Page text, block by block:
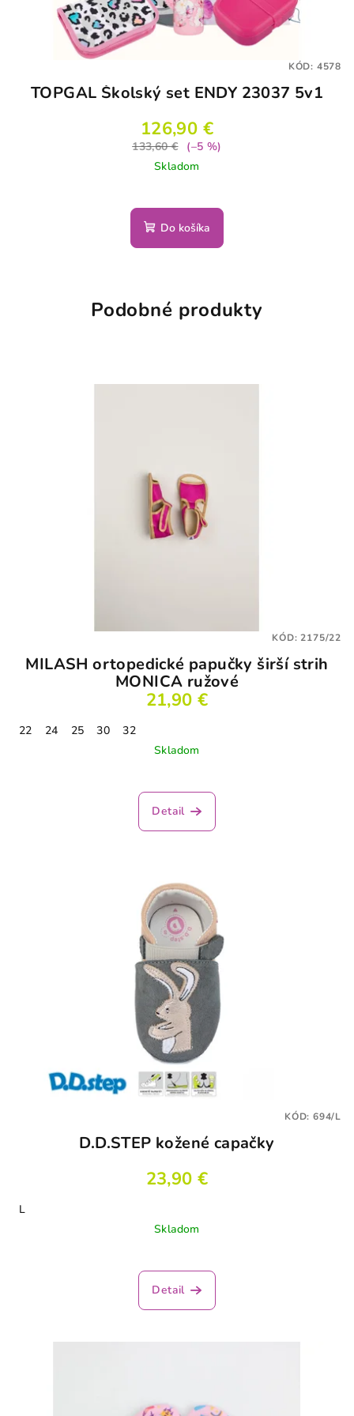
TOPGAL Školský set ENDY 23037 5v1
126,90 €
133,60 €
(–5 %)
Skladom
Do košíka
KÓD: 4578
Podobné produkty
MILASH ortopedické papučky širší strih
MONICA ružové
21,90 €
22 24 25 30
32
Skladom
Detail
KÓD:2175/22
D.D.STEP kožené capačky
23,90 €
L
Skladom
Detail
KÓD: 694/L